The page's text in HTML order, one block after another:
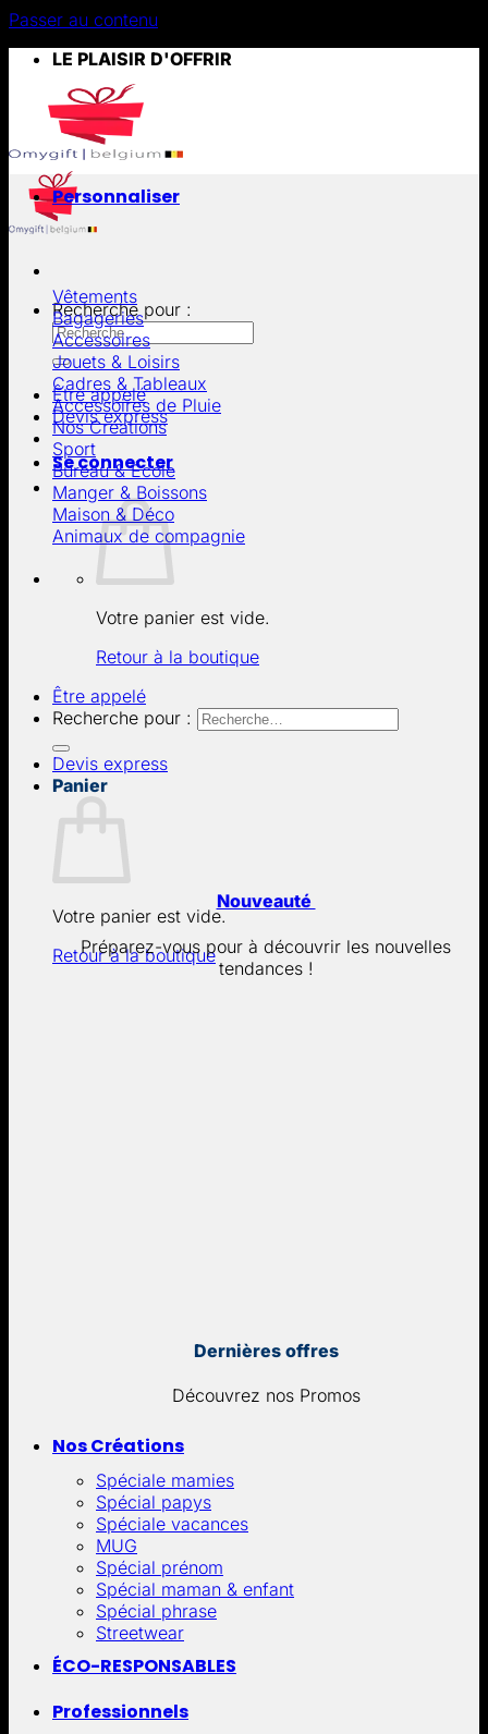
Passer au contenu
LE PLAISIR D'OFFRIR
Recherche pour :
Être appelé
Devis express
Se connecter
Votre panier est vide.
Retour à la boutique
Être appelé
Recherche pour :
Devis express
Panier
Votre panier est vide.
Retour à la boutique
Personnaliser
Vêtements
Bagageries
Accessoires
Jouets & Loisirs
Cadres & Tableaux
Accessoires de Pluie
Nos Créations
Sport
Bureau & École
Manger & Boissons
Maison & Déco
Animaux de compagnie
Nouveauté
Préparez-vous pour à découvrir les nouvelles
tendances !
Dernières offres
Découvrez nos Promos
Nos Créations
Spéciale mamies
Spécial papys
Spéciale vacances
MUG
Spécial prénom
Spécial maman & enfant
Spécial phrase
Streetwear
ÉCO-RESPONSABLES
Professionnels